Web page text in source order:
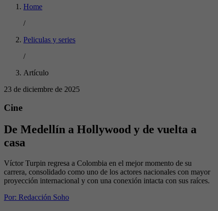
Home
/
Peliculas y series
/
Artículo
23 de diciembre de 2025
Cine
De Medellín a Hollywood y de vuelta a
casa
Víctor Turpin regresa a Colombia en el mejor momento de su
carrera, consolidado como uno de los actores nacionales con mayor
proyección internacional y con una conexión intacta con sus raíces.
Por: Redacción Soho